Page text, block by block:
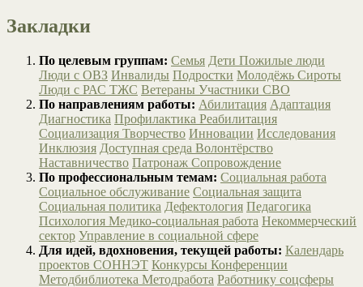
Закладки
По целевым группам: Семья Дети Пожилые люди
Люди с ОВЗ Инвалиды Подростки Молодёжь Сироты
Люди с РАС ТЖС Ветераны Участники СВО
По направлениям работы: Абилитация Адаптация
Диагностика Профилактика Реабилитация
Социализация Творчество Инновации Исследования
Инклюзия Доступная среда Волонтёрство
Наставничество Патронаж Сопровождение
По профессиональным темам: Социальная работа
Социальное обслуживание Социальная защита
Социальная политика Дефектология Педагогика
Психология Медико-социальная работа Некоммерческий
сектор Управление в социальной сфере
Для идей, вдохновения, текущей работы: Календарь
проектов СОННЭТ Конкурсы Конференции
Методбиблиотека Методработа Работнику соцсферы